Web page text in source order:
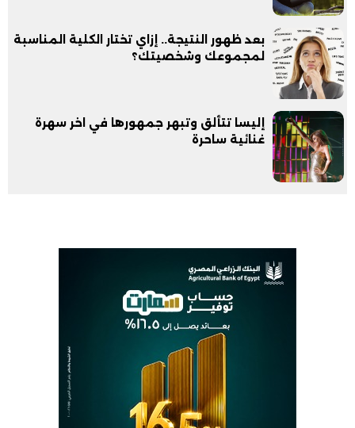
بعد ظهور النتيجة.. إزاي تختار الكلية المناسبة
لمجموعك وشخصيتك؟
إليسا تتألق وتبهر جمهورها في اخر سهرة
غنائية ساحرة